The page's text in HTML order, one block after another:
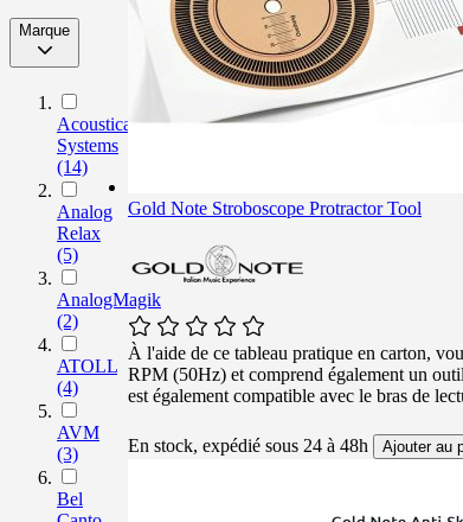
Marque
filter
Acoustical
Systems
(14)
Analog
Relax
(5)
AnalogMagik
(2)
ATOLL
(4)
AVM
(3)
Bel
Gold Note Stroboscope Protractor Tool
À l'aide de ce tableau pratique en carton,
RPM (50Hz) et comprend également un
est également compatible avec le bras de
En stock, expédié sous 24 à 48h Ajouter au